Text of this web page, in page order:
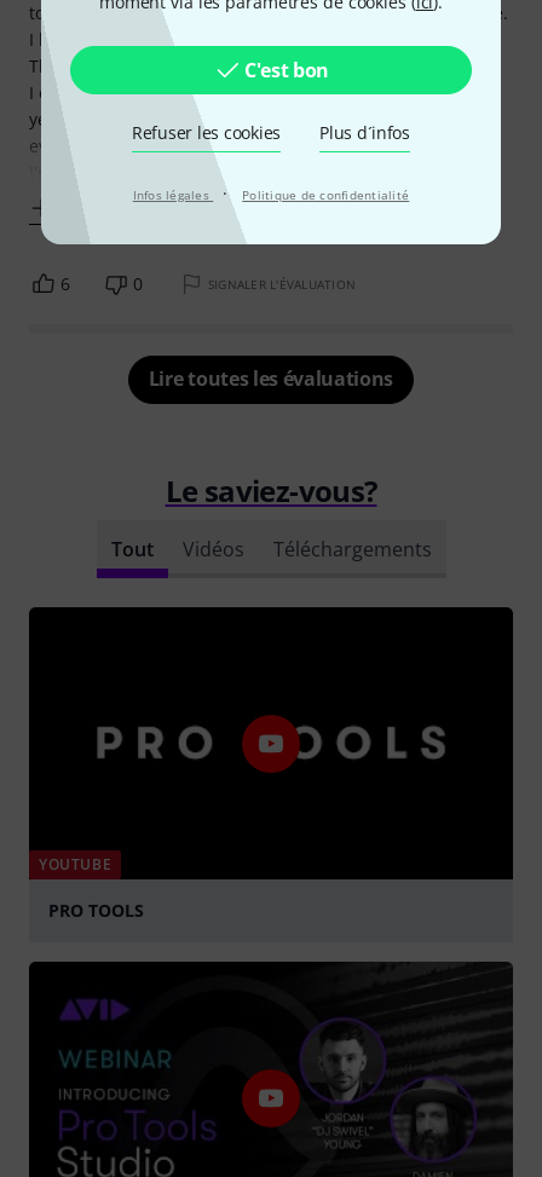
C'est bon
Refuser les cookies Plus d´infos
Infos légales · Politique de confidentialité
to admit PT is the most professional, complete, and precise.
I love it.
That said, 200 bucks for a renewal plan is overpriced.
I own a perpetual license, and what I get with this is just a
yearly update, not to mention the fact that Studio doesn't
even have the full features that Ultimate has.
Afficher plus
6 0 SIGNALER L'ÉVALUATION
Lire toutes les évaluations
Le saviez-vous?
Tout Vidéos Téléchargements
YOUTUBE
PRO TOOLS